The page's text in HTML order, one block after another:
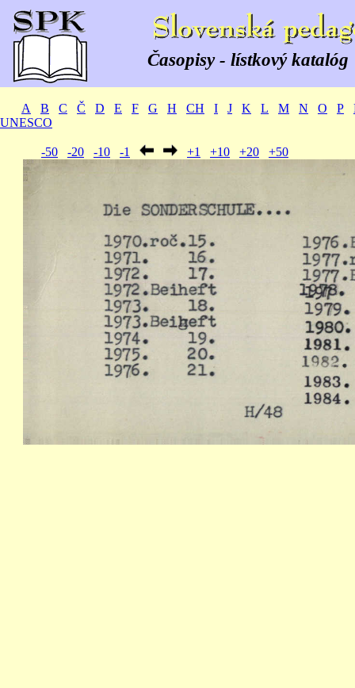
Časopisy - lístkový katalóg
A B C Č D E F G H CH I J K L M N O P
UNESCO
-50 -20 -10 -1 +1 +10 +20 +50